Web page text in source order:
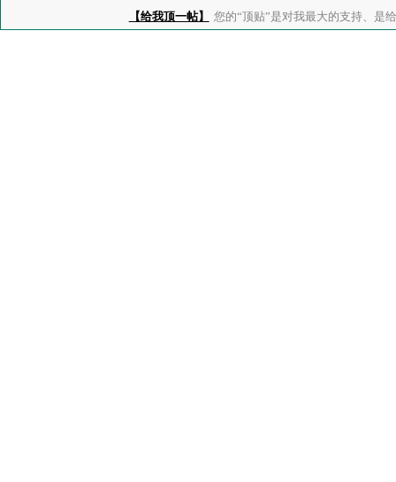
【给我顶一帖】 您的“顶贴”是对我最大的支持、是